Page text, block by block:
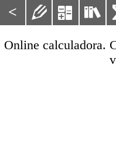
<   
Online calculadora.